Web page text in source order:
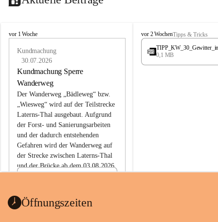
L
vor 1 Woche
Kundmachung
30.07.2026
Kundmachung Sperre
Wanderweg
Der Wanderweg „Bädleweg“ bzw.
„Wiesweg“ wird auf der Teilstrecke
Laterns-Thal ausgebaut. Aufgrund
der Forst- und Sanierungsarbeiten
und der dadurch entstehenden
Gefahren wird der Wanderweg auf
der Strecke zwischen Laterns-Thal
und der Brücke ab dem 03.08.2026
ht
L
a
e
vor 2 WochenTipps & Tricks
0,1 MB
Öffnungszeiten